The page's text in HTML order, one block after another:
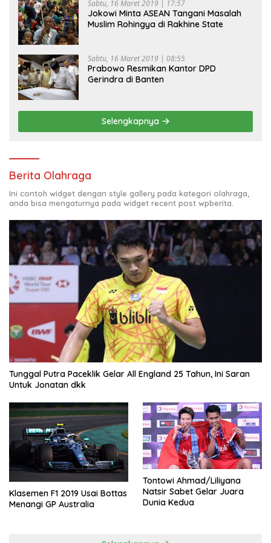
Sabtu, 16 Maret 2019 | 17:57
Jokowi Minta ASEAN Tangani Masalah
Muslim Rohingya di Rakhine State
Sabtu, 16 Maret 2019 | 08:55
Prabowo Resmikan Kantor DPD
Gerindra di Banten
Selengkapnya
Berita Olahraga
Ini contoh widget dengan style gallery pada kategori olahraga,
anda bisa mengaturnya pada widget recent post wpberita.
Tunggal Putra Paceklik Gelar All England 25 Tahun, Ini Saran
Untuk Jonatan dkk
Klasemen F1 2019 Usai Bottas
Menangi GP Australia
Tontowi Ahmad/Liliyana
Natsir Sabet Gelar Juara
Dunia Kedua